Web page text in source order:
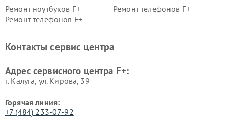
Ремонт ноутбуков F+
Ремонт телефонов F+
Ремонт телефонов F+
Контакты сервис центра
Адрес сервисного центра F+:
г. Калуга, ул. Кирова, 39
Горячая линия:
+7 (484) 233-07-92